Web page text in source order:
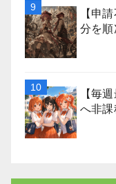
【申
分を順
【毎
へ非課